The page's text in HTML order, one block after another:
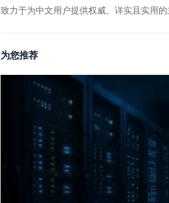
致力于为中文用户提供权威、详实且实用
为您推荐